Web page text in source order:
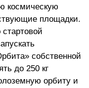
космическую
площадки.
стартовой
собственной
до 250 кг
орбиту и